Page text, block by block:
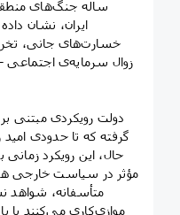
ساله جنگ‌های
ایران، نشان
خسارت‌های جانی،
زوال سرمایه‌ی اجتماعی
گرفته که تا حدودی امید
حال، این رویکرد
مؤثر در سیاست خارجی
متأسفانه، شواهد
موازی‌کاری می‌کنند یا